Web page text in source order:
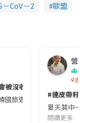
－CoV－2 歐盟
被沒收😱出發前切記檢查
國旅遊的民眾，近期要
營養
香港
#連皮帶籽
夏天其中一
閱讀更多